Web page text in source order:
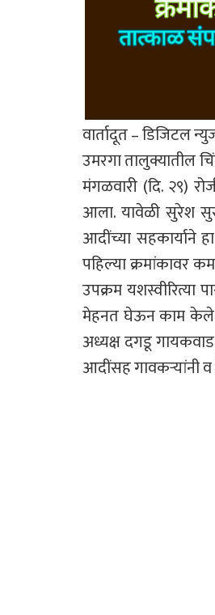
वार्तादूत – डिजिटल
उमरगा तालुक्यातील
मंगळवारी (दि. २९)
आला. यावेळी सुरेश
आदींच्या सहकार्याने
पहिल्या क्रमांकावर
उपक्रम यशस्वीरित्या
मेहनत घेऊन काम केले.
अध्यक्ष दगडू
आदींसह गावकऱ्यांनी व